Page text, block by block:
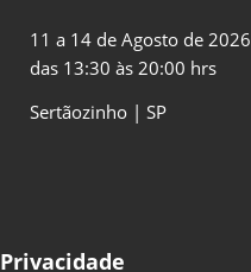
11 a 14 de Agosto de 2026
das 13:30 às 20:00 hrs
Sertãozinho | SP
Privacidade